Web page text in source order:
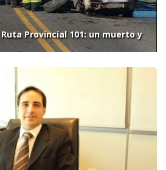
Provincial 101: un muerto y